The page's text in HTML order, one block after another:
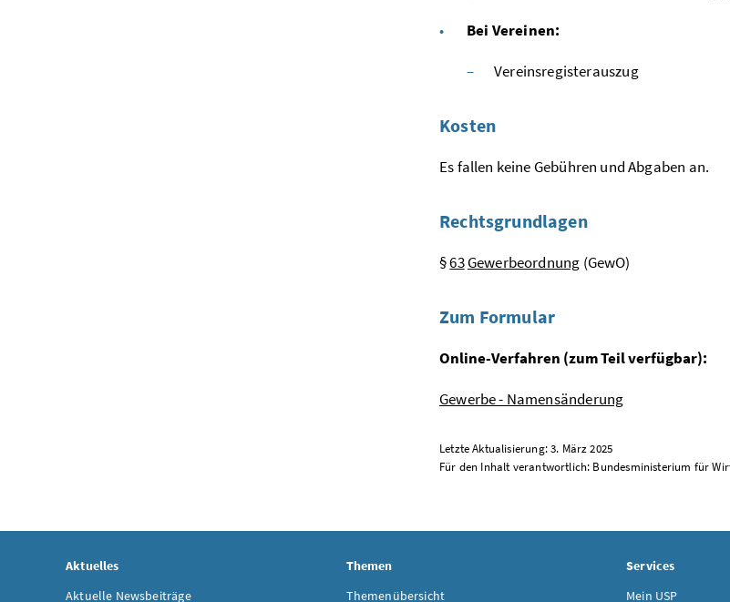
Bei Vereinen:
Vereinsregisterauszug
Kosten
Es fallen keine Gebühren und Abgaben an.
Rechtsgrundlagen
§63Gewerbeordnung (GewO)
Zum Formular
Online-Verfahren (zum Teil verfügbar):
Gewerbe - Namensänderung
Letzte Aktualisierung: 3. März 2025
Für den Inhalt verantwortlich: Bundesministerium für
Aktuelles
Aktuelle Newsbeiträge
Themen
Themenübersicht
Services
Mein USP